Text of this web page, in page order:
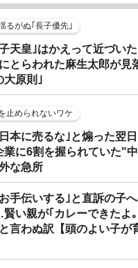
るがぬ｢長子優先｣
天皇｣はかえって近づい
とらわれた麻生太郎が見
大原則｣
止められないワケ
本に売るな｣と煽った翌
に6割を握られていた"
な急所
手伝いする｣と直訴の子
い親が｢カレーできたよ
言わぬ訳【頭のよい子が